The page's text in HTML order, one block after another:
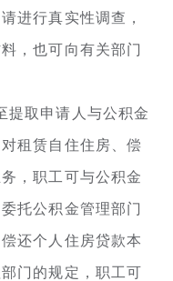
进行真实性调查，
，也可向有关部门
取申请人与公积金
租赁自住住房、偿
，职工可与公积金
托公积金管理部门
还个人住房贷款本
门的规定，职工可